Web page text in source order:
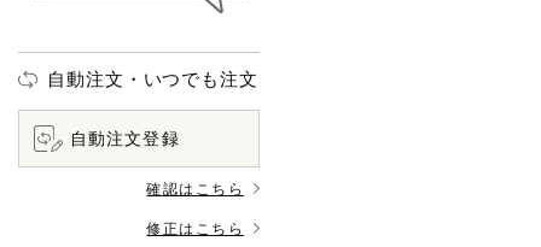
自動注文・いつでも注文
自動注文登録
確認はこちら
修正はこちら